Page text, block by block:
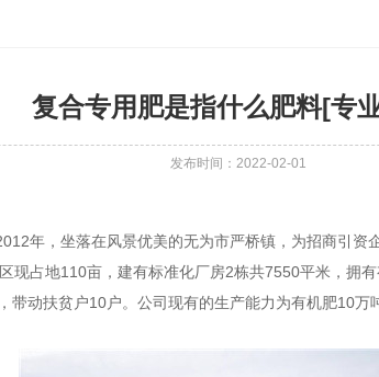
复合专用肥是指什么肥料[专
发布时间：2022-02-01
年，坐落在风景优美的无为市严桥镇，为招商引
现占地110亩，建有标准化厂房2栋共7550平米，拥
带动扶贫户10户。公司现有的生产能力为有机肥10万